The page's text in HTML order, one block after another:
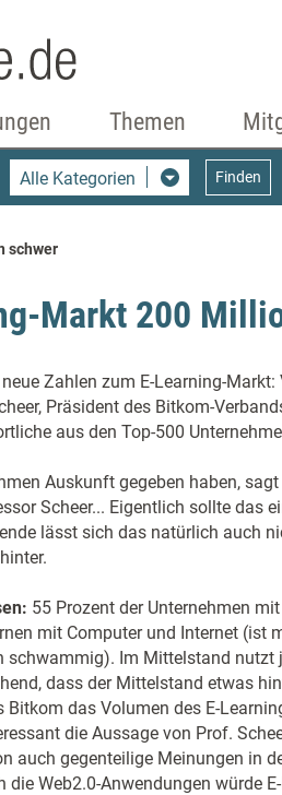
Themen
Alle Kategorien Finden
schwer
Markt 200
Zahlen zum E-Learning-
Präsident des Bitkom-
aus den Top-500
Auskunft gegeben haben,
Scheer... Eigentlich sollte das
lässt sich das natürlich auch
55 Prozent der Unternehmen
mit Computer und Internet (ist
schwammig). Im Mittelstand nutzt
dass der Mittelstand etwas
Bitkom das Volumen des E-
die Aussage von Prof.
auch gegenteilige Meinungen in
die Web2.0-Anwendungen würde